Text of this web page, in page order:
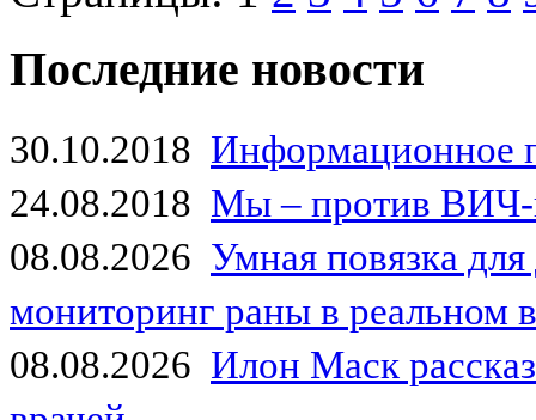
Последние новости
30.10.2018 Информационное
24.08.2018 Мы – против
08.08.2026 Умная повязка
мониторинг раны в реальном
08.08.2026 Илон Маск